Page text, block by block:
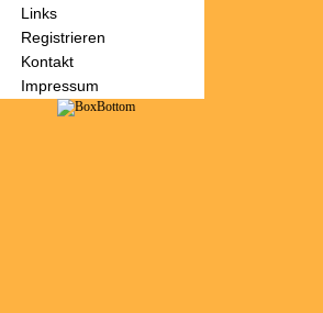
Links
Registrieren
Kontakt
Impressum